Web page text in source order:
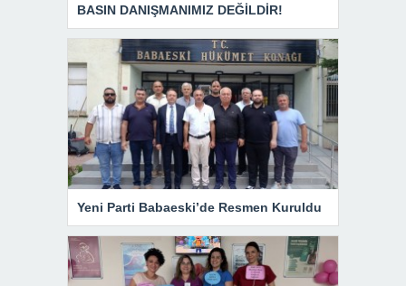
BASIN DANIŞMANIMIZ DEĞİLDİR!
Yeni Parti Babaeski’de Resmen Kuruldu